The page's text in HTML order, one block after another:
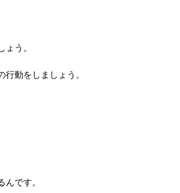
う。
動をしましょう。
です。